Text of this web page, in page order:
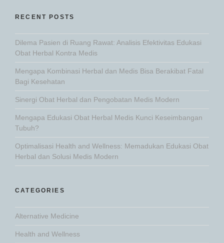
RECENT POSTS
Dilema Pasien di Ruang Rawat: Analisis Efektivitas Edukasi
Obat Herbal Kontra Medis
Mengapa Kombinasi Herbal dan Medis Bisa Berakibat Fatal
Bagi Kesehatan
Sinergi Obat Herbal dan Pengobatan Medis Modern
Mengapa Edukasi Obat Herbal Medis Kunci Keseimbangan
Tubuh?
Optimalisasi Health and Wellness: Memadukan Edukasi Obat
Herbal dan Solusi Medis Modern
CATEGORIES
Alternative Medicine
Health and Wellness